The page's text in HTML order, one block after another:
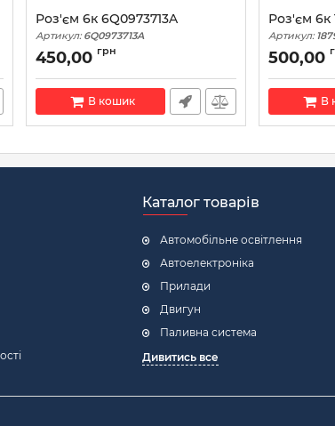
Роз'єм 6к 6Q0973713A
Артикул: 6Q0973713A
450,00 грн
В кошик
Роз'єм 6к
Артикул:
500,00
В
Каталог товарів
Автомобільне освітлення
Автоелектроніка
Прилади
Двигун
Паливна система
Дивитись все